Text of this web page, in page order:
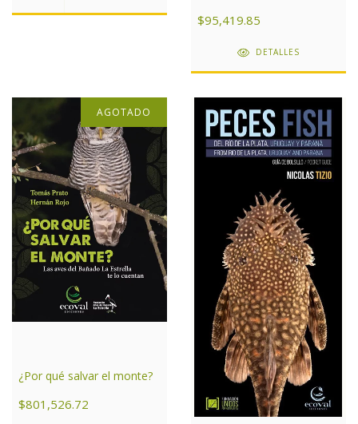
$95,419.85
DETALLES
AGOTADO
¿Por qué salvar el monte?
$801,526.72